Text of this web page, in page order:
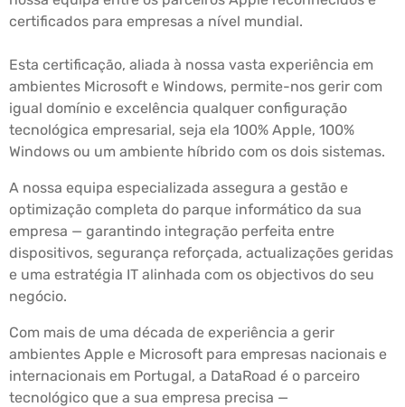
certificados para empresas a nível mundial.
Esta certificação, aliada à nossa vasta experiência em
ambientes Microsoft e Windows, permite-nos gerir com
igual domínio e excelência qualquer configuração
tecnológica empresarial, seja ela 100% Apple, 100%
Windows ou um ambiente híbrido com os dois sistemas.
A nossa equipa especializada assegura a gestão e
optimização completa do parque informático da sua
empresa — garantindo integração perfeita entre
dispositivos, segurança reforçada, actualizações geridas
e uma estratégia IT alinhada com os objectivos do seu
negócio.
Com mais de uma década de experiência a gerir
ambientes Apple e Microsoft para empresas nacionais e
internacionais em Portugal, a DataRoad é o parceiro
tecnológico que a sua empresa precisa —